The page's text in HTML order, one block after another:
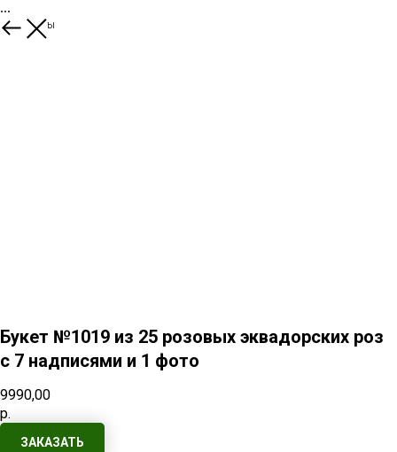
...
Еще букеты
Букет №1019 из 25 розовых эквадорских роз
с 7 надписями и 1 фото
9990,00
р.
ЗАКАЗАТЬ